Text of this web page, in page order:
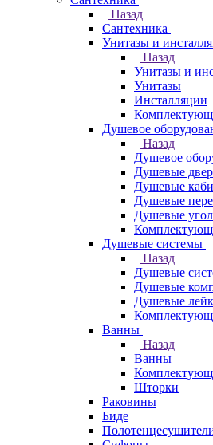
Назад
Сантехника
Унитазы и
Назад
Унитазы и
Унитазы
Инсталляции
Душевое
Назад
Душевое
Душевые
Душевые
Душевые
Душевые
Душевые системы
Назад
Душевые
Душевые
Душевые
Ванны
Назад
Ванны
Шторки
Раковины
Биде